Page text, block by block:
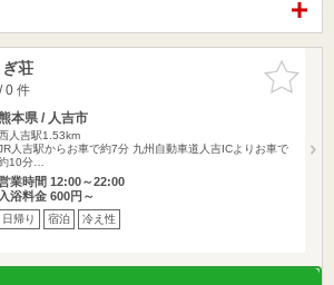
お気に入
りに追加
荘
0 件
本県 / 人吉市
人吉駅1.53km
人吉駅からお車で約7分 九州自動車道人吉ICよりお車で
10分…
業時間 12:00～22:00
入浴料金 600円～
日帰り 宿泊 冷え性